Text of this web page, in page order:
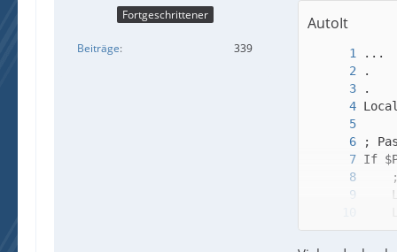
Fortgeschrittener
Beiträge 339
AutoIt